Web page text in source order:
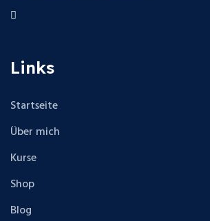
Links
Startseite
Über mich
Kurse
Shop
Blog